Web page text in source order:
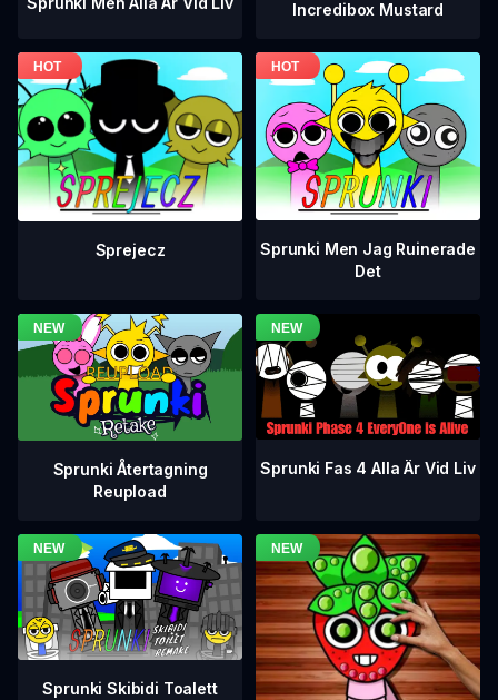
Incredibox Mustard
Sprejecz
Sprunki Men Jag Ruinerade
Det
Sprunki Återtagning
Reupload
Sprunki Fas 4 Alla Är Vid Liv
Sprunki Skibidi Toalett